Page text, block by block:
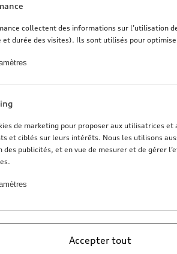
incluse. Les prix affichés chez le partenaire
collectent des informations sur l’utilisation
et durée des visites). Ils sont utilisés pour
de marketing pour proposer aux utilisatrices et
et ciblés sur leurs intérêts. Nous les utilisons
des publicités, et en vue de mesurer et de gérer
Accepter tout